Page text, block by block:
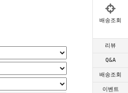
배송조회
리뷰
Q&A
배송조회
이벤트